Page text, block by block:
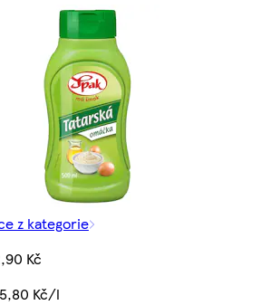
z kategorie
Kč
Kč/l